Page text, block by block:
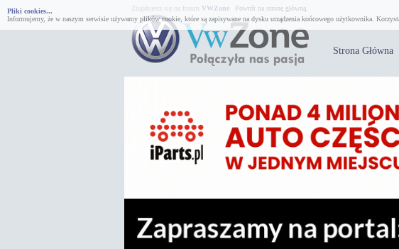
Pliki cookies...
Informujemy, że w naszym serwisie używamy plików cookie, które są zapisywane na dysku urządzenia końcowego użytkownika.
Znajdujesz się na forum VWZone. Powrót na stronę główną.
Strona Główna